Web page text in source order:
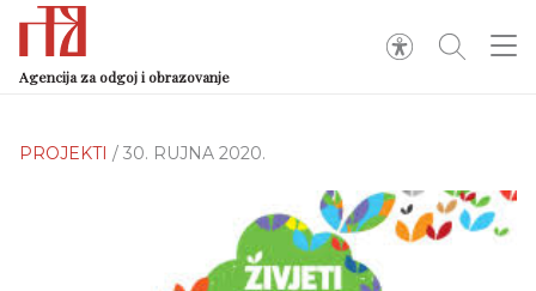
Agencija za odgoj i obrazovanje
PROJEKTI / 30. RUJNA 2020.